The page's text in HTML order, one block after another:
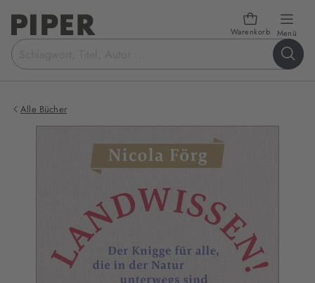
Warenkorb Menü
Suchbegriff
eingeben
Alle Bücher
Produktbilder